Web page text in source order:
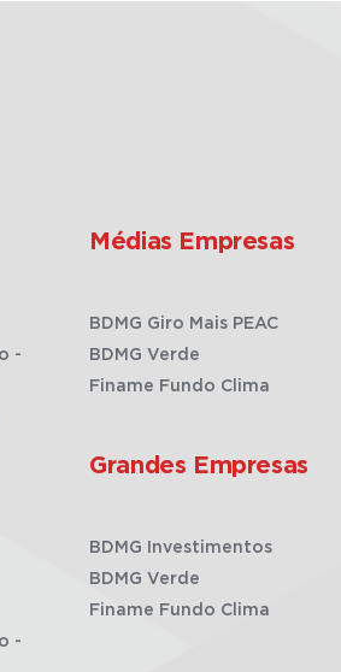
-
-
Médias Empresas
BDMG Giro Mais PEAC
BDMG Verde
Finame Fundo Clima
Grandes Empresas
BDMG Investimentos
BDMG Verde
Finame Fundo Clima